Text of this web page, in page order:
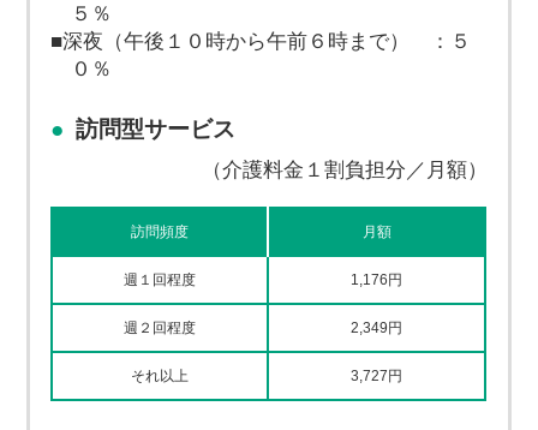
５％
深夜（午後１０時から午前６時まで） ：５
０％
訪問型サービス
（介護料金１割負担分／月額）
訪問頻度 月額
週１回程度 1,176円
週２回程度 2,349円
それ以上 3,727円